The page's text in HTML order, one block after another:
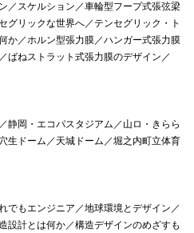
／スケルション／車輪型フープ式張弦梁
グリックな世界へ／テンセグリック・ト
か／ホルン型張力膜／ハンガー式張力膜
ばねストラット式張力膜のデザイン／
静岡・エコパスタジアム／山ロ・きらら
生ドーム／天城ドーム／堀之内町立体育
でもエンジニア／地球環境とデザイン／
設計とは何か／構造デザインのめざすも